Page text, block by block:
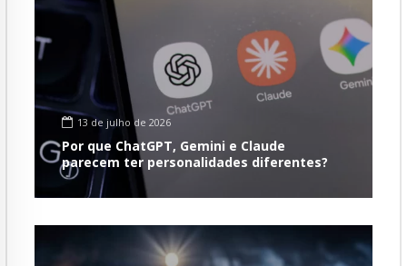
13 de julho de 2026
Por que ChatGPT, Gemini e Claude
parecem ter personalidades diferentes?